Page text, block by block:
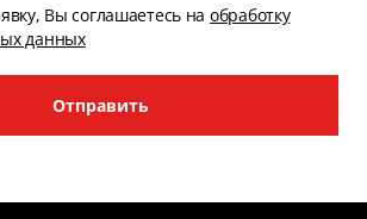
Отправить
Вы соглашаетесь на обработку
данных